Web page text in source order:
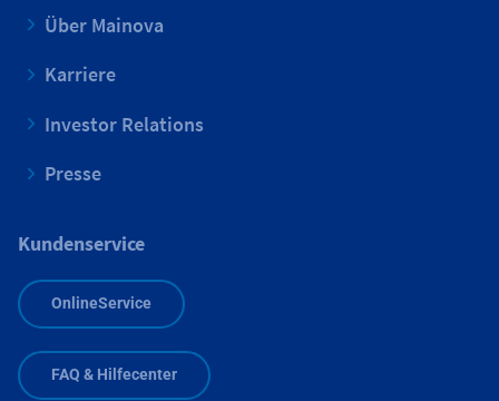
Über Mainova
Karriere
Investor Relations
Presse
Kundenservice
OnlineService
FAQ & Hilfecenter